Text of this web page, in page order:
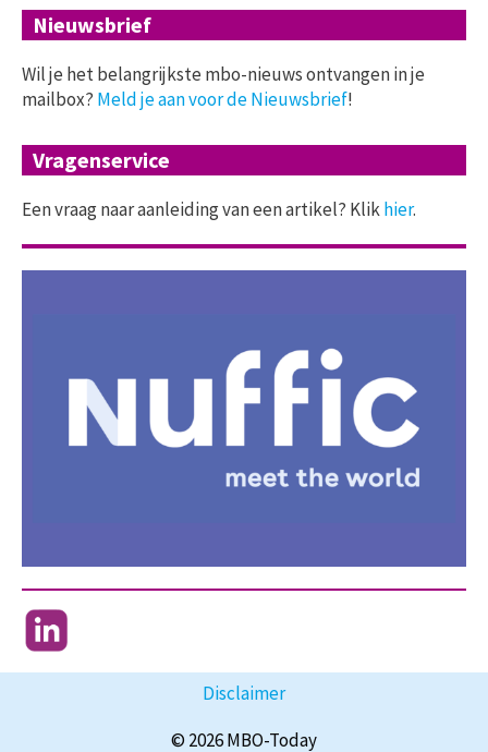
Nieuwsbrief
Wil je het belangrijkste mbo-nieuws ontvangen in je
mailbox? Meld je aan voor de Nieuwsbrief!
Vragenservice
Een vraag naar aanleiding van een artikel? Klikhier.
Disclaimer
© 2026 MBO-Today